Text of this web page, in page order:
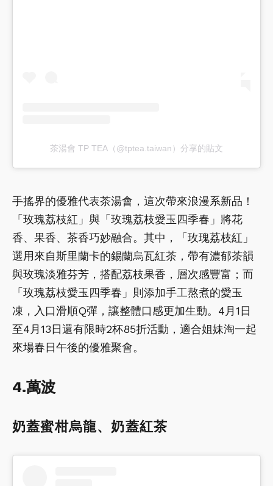
茶湯會 TP TEA（@tptea.taiwan）分享的貼文
手搖界的優雅代表茶湯會，這次帶來浪漫系新品！
「玫瑰荔枝紅」與「玫瑰荔枝愛玉四季春」將花
香、果香、茶香巧妙融合。其中，「玫瑰荔枝紅」
選用來自斯里蘭卡的錫蘭烏瓦紅茶，帶有濃郁茶韻
與玫瑰淡雅芬芳，搭配荔枝果香，層次感豐富；而
「玫瑰荔枝愛玉四季春」則添加手工熬煮的愛玉
凍，入口滑順Q彈，讓整體口感更加生動。4月1日
至4月13日還有限時2杯85折活動，適合姐妹淘一起
來場春日午後的優雅聚會。
4.萬波
奶蓋蜜柑烏龍、奶蓋紅茶